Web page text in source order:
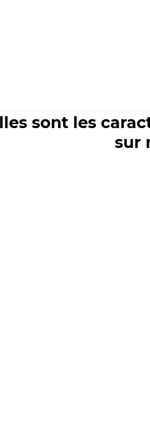
sont les
sur